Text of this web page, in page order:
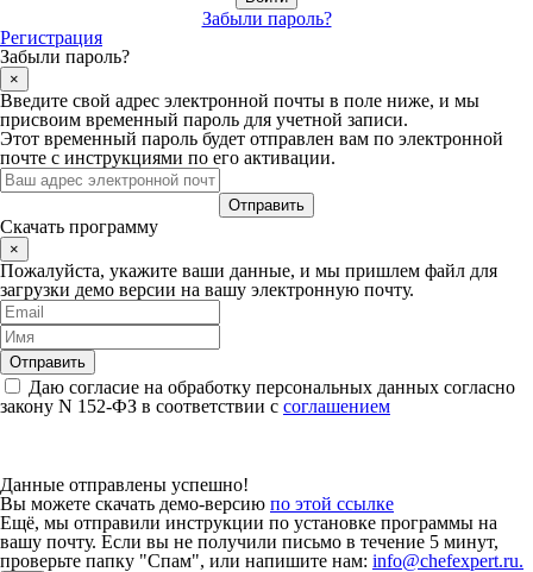
Забыли пароль?
Регистрация
Забыли пароль?
×
Введите свой адрес электронной почты в поле ниже, и мы
присвоим временный пароль для учетной записи.
Этот временный пароль будет отправлен вам по электронной
почте с инструкциями по его активации.
Скачать программу
×
Пожалуйста, укажите ваши данные, и мы пришлем файл для
загрузки демо версии на вашу электронную почту.
Даю согласие на обработку персональных данных согласно
закону N 152-ФЗ в соответствии с соглашением
Данные отправлены успешно!
Вы можете скачать демо-версию по этой ссылке
Ещё, мы отправили инструкции по установке программы на
вашу почту. Если вы не получили письмо в течение 5 минут,
проверьте папку "Спам", или напишите нам: info@chefexpert.ru.